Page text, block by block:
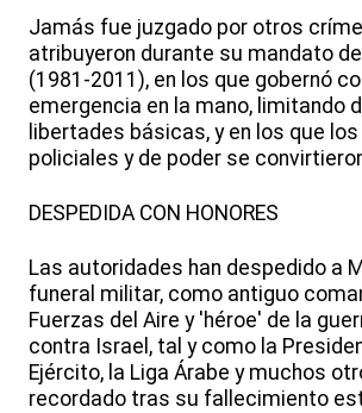
Jamás fue juzgado por otros
atribuyeron durante su mandato
(1981-2011), en los que gobernó
emergencia en la mano, limitando
libertades básicas, y en los que
policiales y de poder se
DESPEDIDA CON HONORES
Las autoridades han despedido a
funeral militar, como antiguo
Fuerzas del Aire y 'héroe' de la
contra Israel, tal y como la
Ejército, la Liga Árabe y muchos
recordado tras su fallecimiento